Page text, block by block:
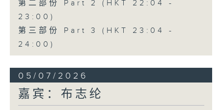
第二部份 Part 2 (HKT 22:04 -
23:00)
第三部份 Part 3 (HKT 23:04 -
24:00)
05/07/2026
嘉宾：布志纶